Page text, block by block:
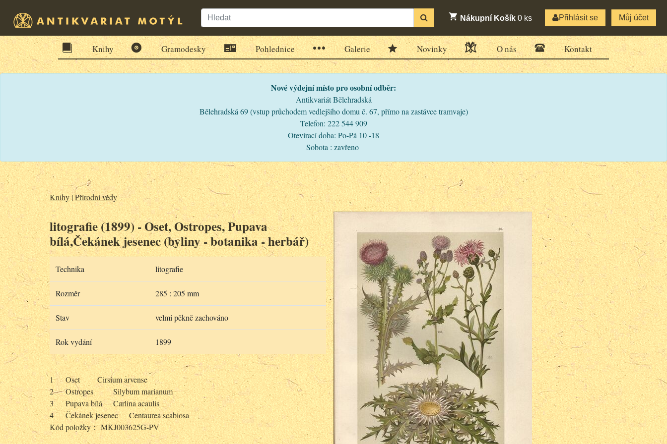
Nákupní Košík 0 ks Přihlásit se Můj účet
Knihy Gramodesky Pohlednice Galerie Novinky O nás Kontakt
Nové výdejní místo pro osobní odběr:
Antikvariát Bělehradská
Bělehradská 69 (vstup průchodem vedlejšího domu č. 67, přímo na zastávce tramvaje)
Telefon: 222 544 909
Otevírací doba: Po-Pá 10 -18
Sobota : zavřeno
Knihy|Přírodní vědy
litografie (1899) - Oset, Ostropes, Pupava
bílá,Čekánek jesenec (byliny - botanika - herbář)
Technika litografie
Rozměr 285 : 205 mm
Stav velmi pěkně zachováno
Rok vydání 1899
1 Oset
Cirsium arvense
2
Ostropes
Silybum marianum
3
Pupava bílá
Carlina acaulis
4
Čekánek jesenec
Centaurea scabiosa
Kód položky： MKJ003625G-PV